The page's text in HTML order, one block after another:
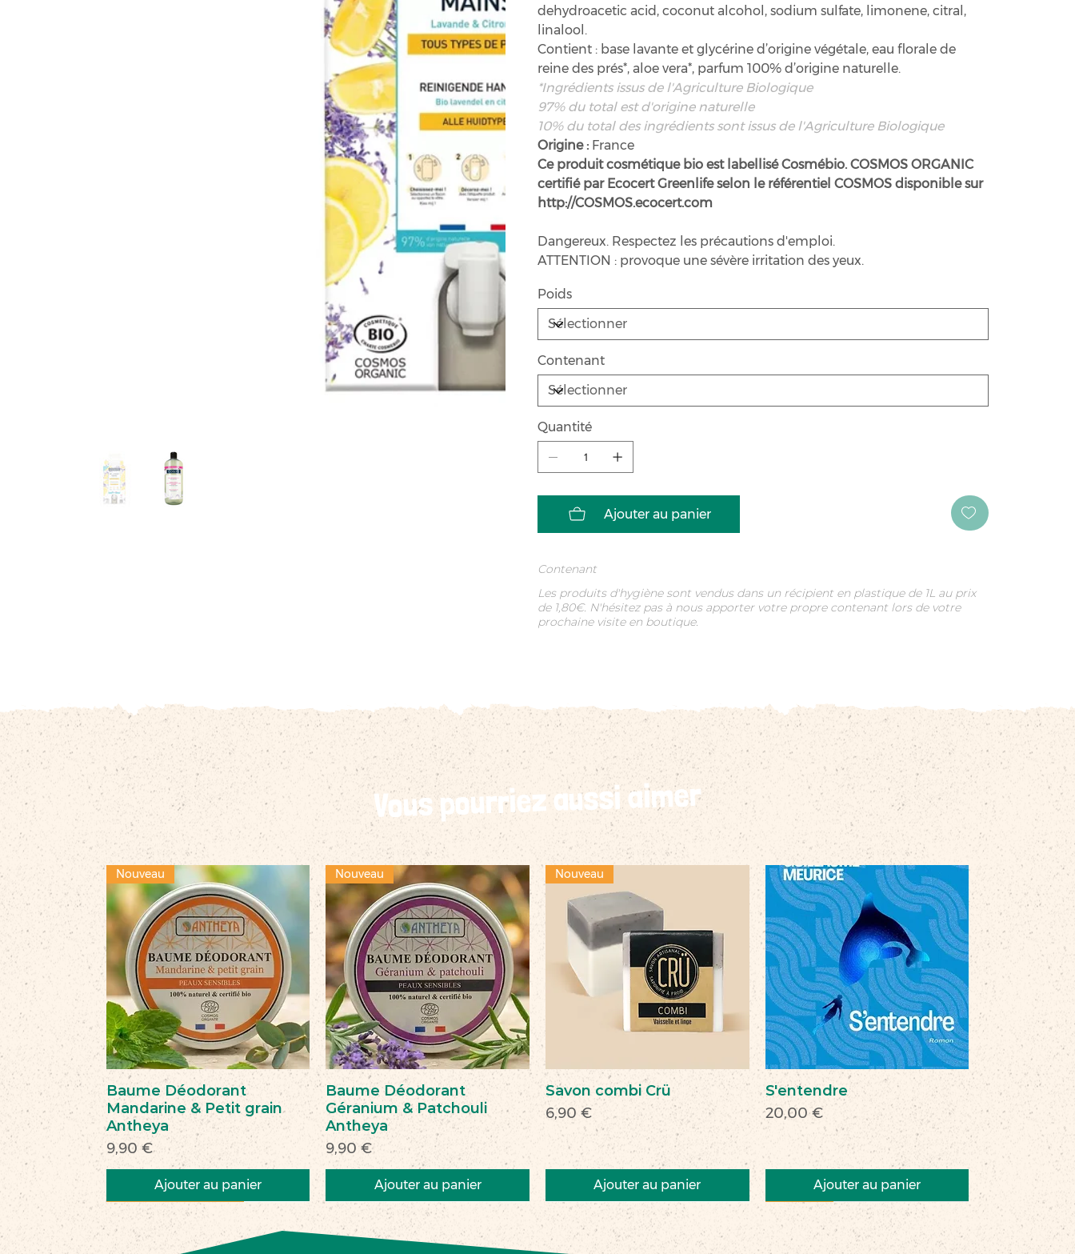
dehydroacetic acid, coconut alcohol, sodium sulfate, limonene, citral,
linalool.
Contient : base lavante et glycérine d’origine végétale, eau florale de
reine des prés*, aloe vera*, parfum 100% d’origine naturelle.
*Ingrédients issus de l'Agriculture Biologique
97% du total est d'origine naturelle
10% du total des ingrédients sont issus de l'Agriculture Biologique
Origine : France
Ce produit cosmétique bio est labellisé Cosmébio. COSMOS ORGANIC
certifié par Ecocert Greenlife selon le référentiel COSMOS disponible sur
http://COSMOS.ecocert.com
Dangereux. Respectez les précautions d'emploi.
ATTENTION : provoque une sévère irritation des yeux.
Poids
Contenant
Quantité
Ajouter au panier
Contenant
Les produits d'hygiène sont vendus dans un récipient en plastique de 1L au prix
de 1,80€. N'hésitez pas à nous apporter votre propre contenant lors de votre
prochaine visite en boutique.
Vous pourriez aussi aimer
Nouveau
Baume Déodorant
Mandarine & Petit grain
Antheya
Prix
9,90 €
Ajouter au panier
Nouveau
Baume Déodorant
Géranium & Patchouli
Antheya
Prix
9,90 €
Ajouter au panier
Nouveau
Savon combi Crü
Prix
6,90 €
Ajouter au panier
S'entendre
Prix
20,00 €
Ajouter au panier
Nouveau Nouveau Nouveau Nouveau
Nouveau Nouveauté Nouveau Nouveau
Commerce équitable Nouveau